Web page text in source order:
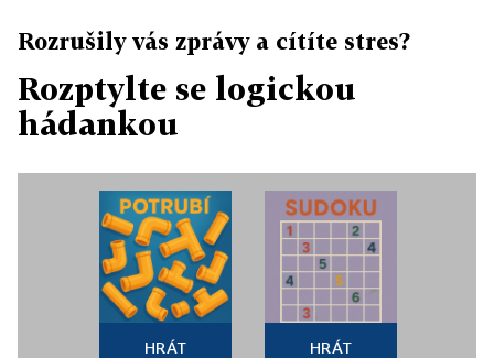
Rozrušily vás zprávy a cítíte stres?
Rozptylte se logickou
hádankou
HRÁT HRÁT